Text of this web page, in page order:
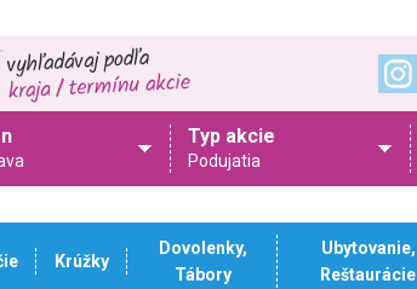
Typ akcie
Podujatia
Krúžky
Dovolenky,
Tábory
Ubytovanie,
Reštaurácie